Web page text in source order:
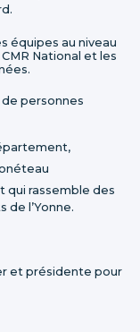
équipes au niveau
National et les
de personnes
qui rassemble des
de l’Yonne.
et présidente pour